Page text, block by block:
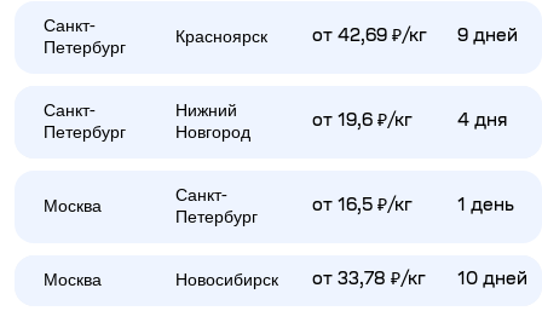
Санкт-
Петербург
Красноярск от 42,69 ₽/кг 9 дней
Санкт-
Петербург
Нижний
Новгород
от 19,6 ₽/кг 4 дня
Москва
Санкт-
Петербург
от 16,5 ₽/кг 1 день
Москва Новосибирск от 33,78 ₽/кг 10 дней